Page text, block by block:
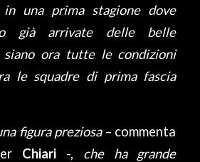
una prima stagione dove
già arrivate delle belle
siano ora tutte le condizioni
le squadre di prima fascia
figura preziosa– commenta
Chiari -, che ha grande